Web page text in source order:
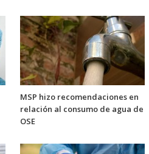
MSP hizo recomendaciones en
relación al consumo de agua de
OSE